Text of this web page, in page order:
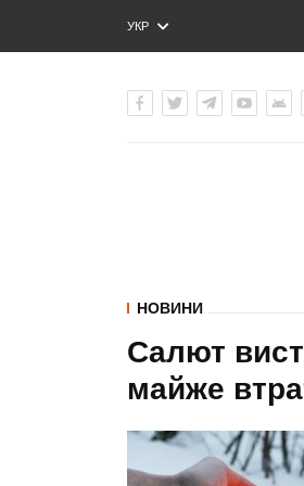
УКР
ENG
НОВИНИ
Салют
майже